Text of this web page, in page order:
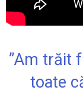
”Am trăit
toate